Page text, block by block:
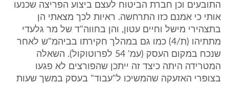
התובעים וכן חברת הביטוח לעצם ביצוע הפריצה שכנעו
אותי כי אמנם כזו התרחשה. ראיות לכך מצאתי הן
בתצהירי מישל וחיים עטון, והן בחווה"ד של מר גלעדי
מתתיהו (ת/4) כמו גם במהלך חקירתו בביהמ"ש לאחר
שנכח במקום העסק (עמ' 54 לפרוטוקול). השאלה
המטרידה היתה כיצד זה ייתכן שהפורצים לא פגעו
בצופרי האזעקה שהמשיכו ל"עבוד" בעסק במשך שעות